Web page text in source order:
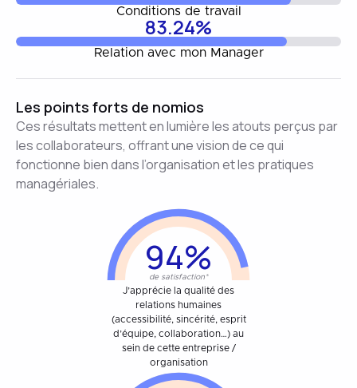
Conditions de travail
83.24%
Relation avec mon Manager
Les points forts de nomios
Ces résultats mettent en lumière les atouts perçus par
les collaborateurs, offrant une vision de ce qui
fonctionne bien dans l’organisation et les pratiques
managériales.
94%
de satisfaction*
J’apprécie la qualité des
relations humaines
(accessibilité, sincérité, esprit
d’équipe, collaboration…) au
sein de cette entreprise /
organisation